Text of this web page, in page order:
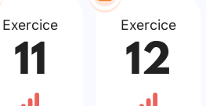
Exercice
11
Exercice
12